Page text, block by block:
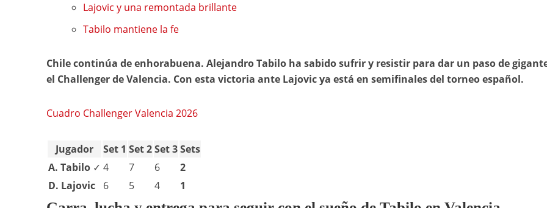
Lajovic y una remontada brillante
Tabilo mantiene la fe
Chile continúa de enhorabuena. Alejandro Tabilo ha sabido sufrir y resistir para dar un paso de
el Challenger de Valencia. Con esta victoria ante Lajovic ya está en semifinales del torneo español.
Cuadro Challenger Valencia 2026
Jugador Set 1 Set 2 Set 3 Sets
A. Tabilo✓ 4 7 6
2
D. Lajovic
6 5 4 1